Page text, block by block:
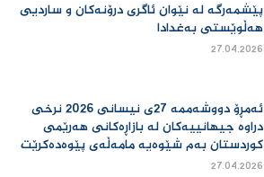
پێشمەرگە لە نێوان ئاگری درۆنەکان و ساردیی
هەڵوێستی بەغدادا
27.04.2026
ئەمڕۆ دووشەممە 27ی نیسانی 2026 نرخی
دراوە جیهانییەكان لە بازاڕەكانی هەرێمی
كوردستان بەم شێوەیە مامەڵەی پێوەدەكرێت
27.04.2026